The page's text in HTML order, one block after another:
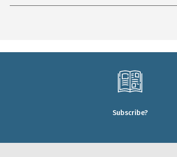
Subscribe?